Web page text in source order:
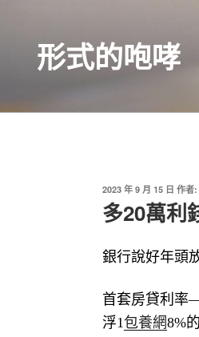
形式的咆哮
發
佈
於
2023 年 9 月 15 日 作者:
多20萬利
銀行說好年頭
首套房貸利率
浮1包養網8%